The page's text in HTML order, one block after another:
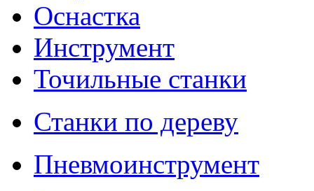
Оснастка
Инструмент
Точильные станки
Станки по дереву
Пневмоинструмент